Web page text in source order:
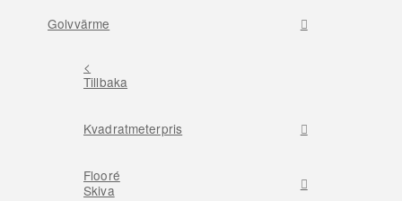
Golvvärme
<
Tillbaka
Kvadratmeterpris
Flooré
Skiva